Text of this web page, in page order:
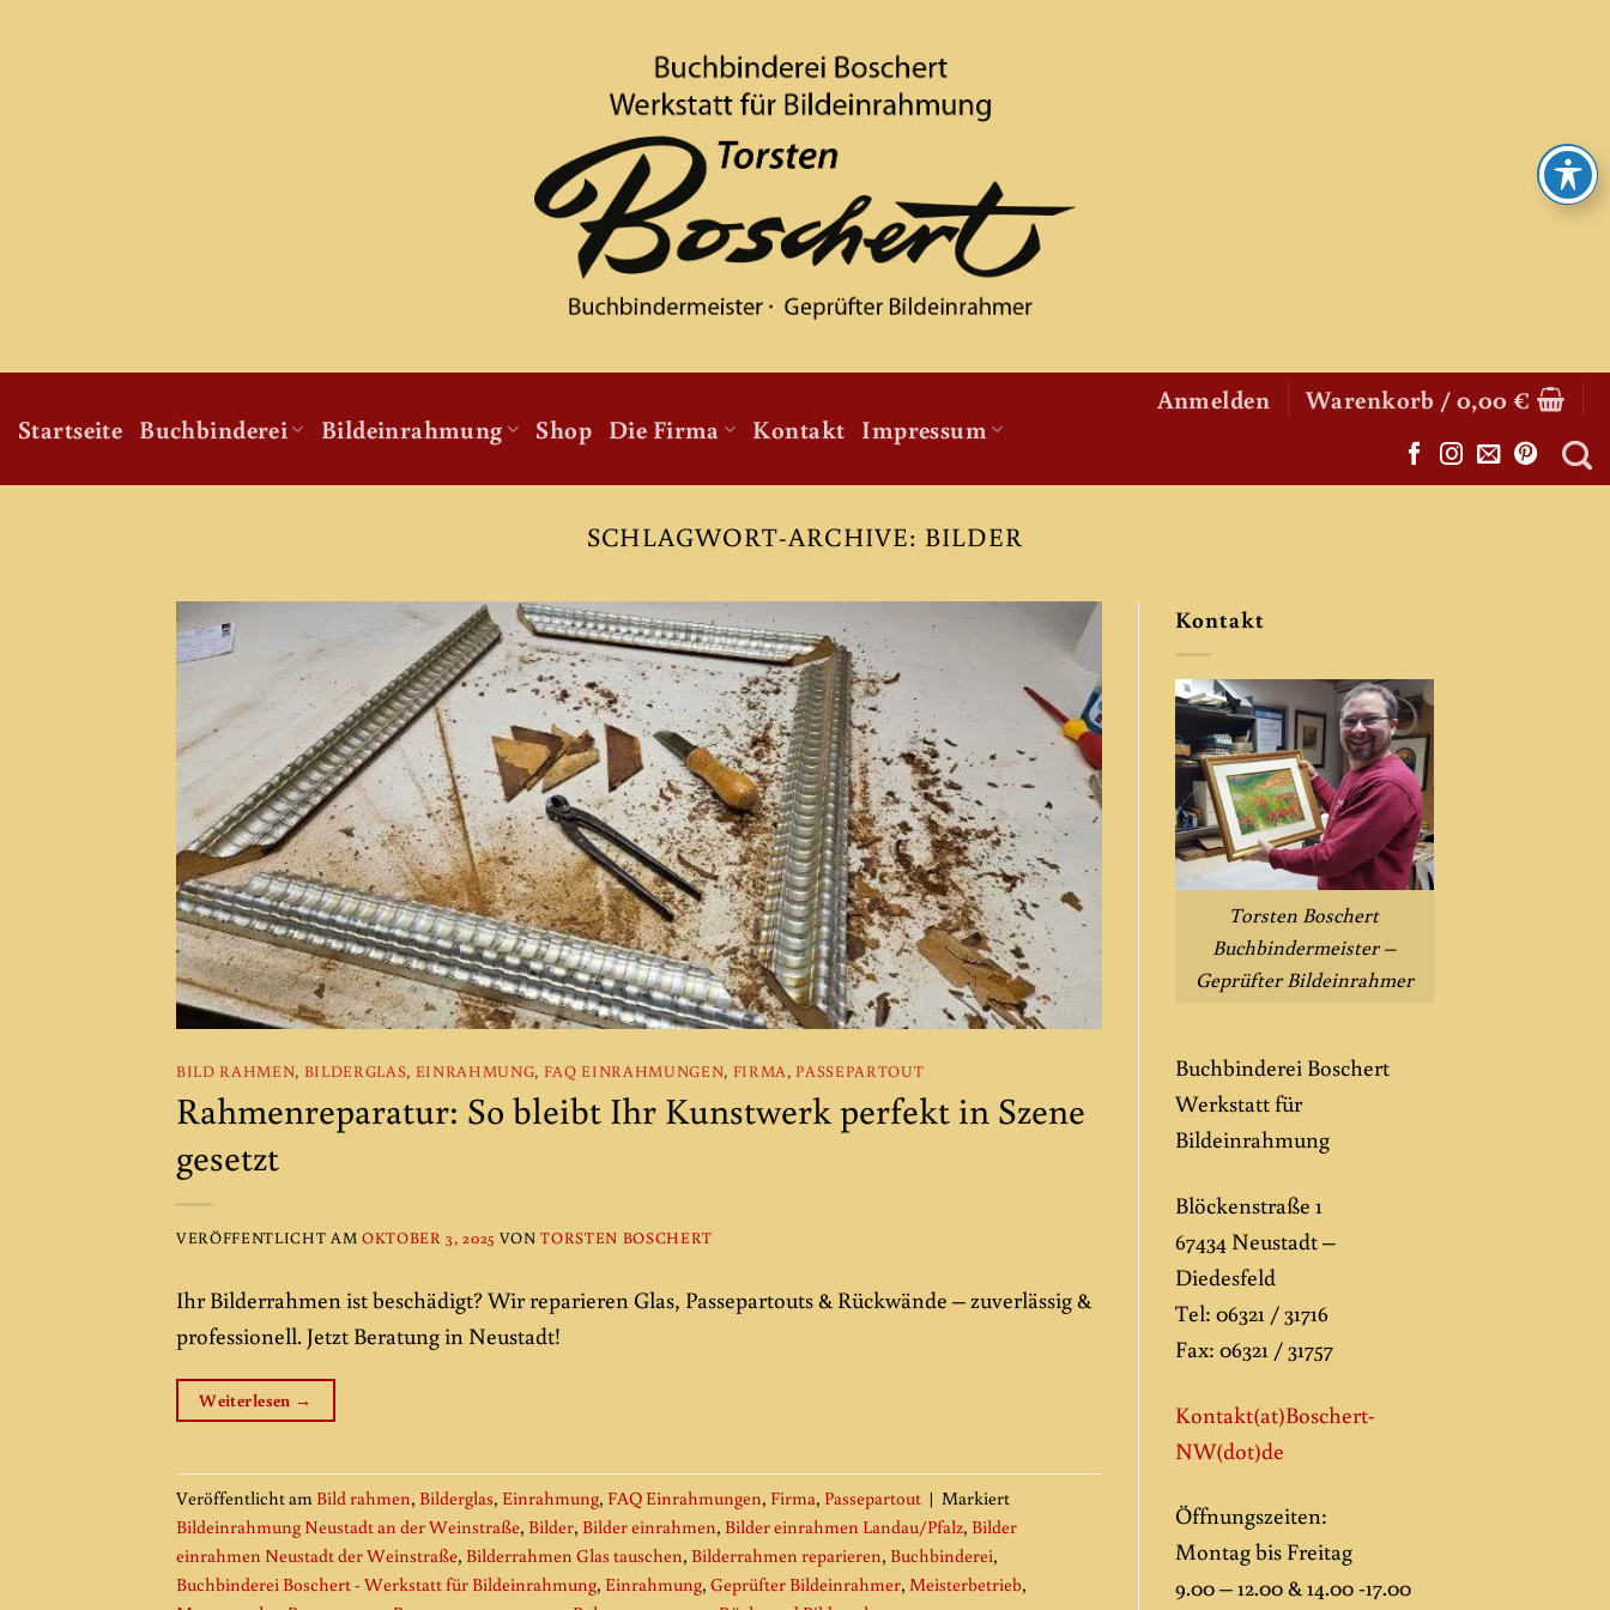
Startseite Buchbinderei Bildeinrahmung Shop Die Firma Kontakt Impressum
Anmelden Warenkorb /0,00€
SCHLAGWORT-ARCHIVE: BILDER
BILD RAHMEN, BILDERGLAS, EINRAHMUNG, FAQ EINRAHMUNGEN, FIRMA, PASSEPARTOUT
Rahmenreparatur: So bleibt Ihr Kunstwerk perfekt in Szene
gesetzt
VERÖFFENTLICHT AM OKTOBER 3, 2025 VONTORSTEN BOSCHERT
Ihr Bilderrahmen ist beschädigt? Wir reparieren Glas, Passepartouts & Rückwände – zuverlässig &
professionell. Jetzt Beratung in Neustadt!
Weiterlesen →
Veröffentlicht am Bild rahmen, Bilderglas, Einrahmung, FAQ Einrahmungen, Firma, Passepartout | Markiert
Bildeinrahmung Neustadt an der Weinstraße, Bilder, Bilder einrahmen, Bilder einrahmen Landau/Pfalz, Bilder
einrahmen Neustadt der Weinstraße, Bilderrahmen Glas tauschen, Bilderrahmen reparieren, Buchbinderei,
Buchbinderei Boschert - Werkstatt für Bildeinrahmung, Einrahmung, Geprüfter Bildeinrahmer, Meisterbetrieb,
Kontakt
Torsten Boschert
Buchbindermeister –
Geprüfter Bildeinrahmer
Buchbinderei Boschert
Werkstatt für
Bildeinrahmung
Blöckenstraße 1
67434 Neustadt –
Diedesfeld
Tel: 06321 / 31716
Fax: 06321 / 31757
Kontakt(at)Boschert-
NW(dot)de
Öffnungszeiten:
Montag bis Freitag
9.00 – 12.00 & 14.00 -17.00